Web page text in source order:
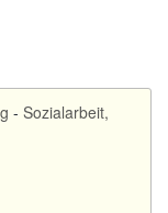
- Sozialarbeit,